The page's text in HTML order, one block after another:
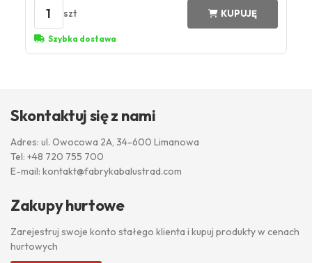
1 szt KUPUJĘ
Szybka dostawa
Skontaktuj się z nami
Adres: ul. Owocowa 2A, 34-600 Limanowa
Tel: +48 720 755 700
E-mail: kontakt@fabrykabalustrad.com
Zakupy hurtowe
Zarejestruj swoje konto stałego klienta i kupuj produkty w cenach
hurtowych